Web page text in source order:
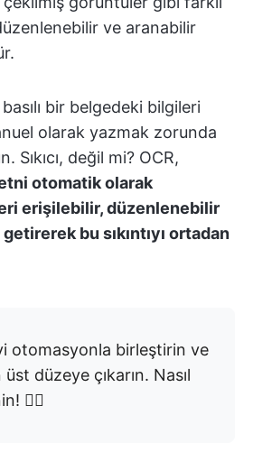
ve aranabilir
bir belgedeki bilgileri
olarak yazmak zorunda
Sıkıcı, değil mi? OCR,
otomatik olarak
erişilebilir, düzenlenebilir
bu sıkıntıyı ortadan
otomasyonla birleştirin ve
düzeye çıkarın. Nasıl
👇🏼